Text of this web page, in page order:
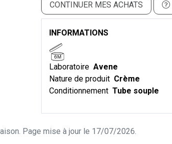
CONTINUER MES ACHATS
INFORMATIONS
6M
Laboratoire Avene
Nature de produit Crème
Conditionnement Tube souple
Page mise à jour le 17/07/2026.